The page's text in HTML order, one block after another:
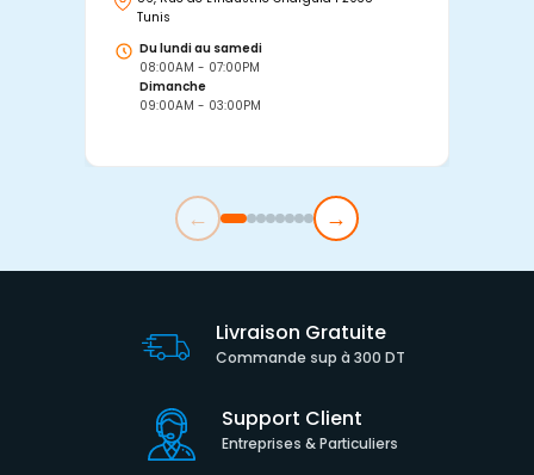
Tunis
Du lundi au samedi
08:00AM - 07:00PM
Dimanche
09:00AM - 03:00PM
← →
Livraison Gratuite
Commande sup à 300 DT
Support Client
Entreprises & Particuliers